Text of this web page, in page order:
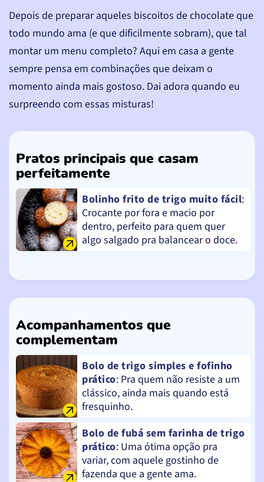
Depois de preparar aqueles biscoitos de chocolate que
todo mundo ama (e que dificilmente sobram), que tal
montar um menu completo? Aqui em casa a gente
sempre pensa em combinações que deixam o
momento ainda mais gostoso. Dai adora quando eu
surpreendo com essas misturas!
Pratos principais que casam
perfeitamente
Bolinho frito de trigo muito fácil:
Crocante por fora e macio por
dentro, perfeito para quem quer
algo salgado pra balancear o doce.
Acompanhamentos que
complementam
Bolo de trigo simples e fofinho
prático: Pra quem não resiste a um
clássico, ainda mais quando está
fresquinho.
Bolo de fubá sem farinha de trigo
prático: Uma ótima opção pra
variar, com aquele gostinho de
fazenda que a gente ama.